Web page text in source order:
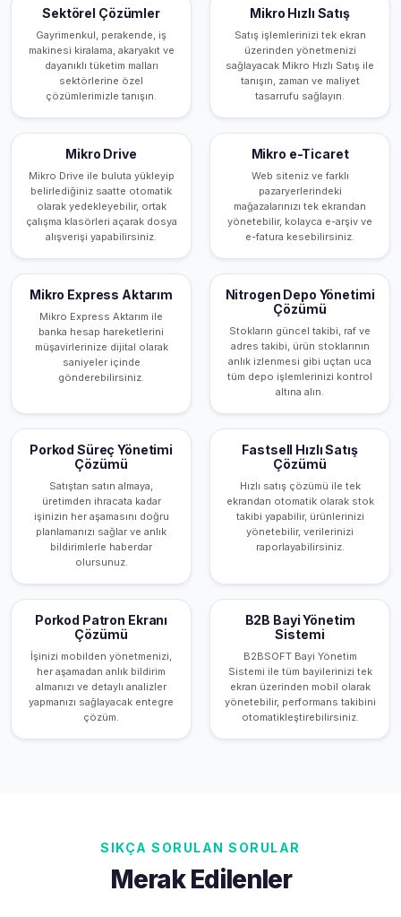
Sektörel Çözümler
Gayrimenkul, perakende, iş
makinesi kiralama, akaryakıt ve
dayanıklı tüketim malları
sektörlerine özel
çözümlerimizle tanışın.
Mikro Hızlı Satış
Satış işlemlerinizi tek ekran
üzerinden yönetmenizi
sağlayacak Mikro Hızlı Satış ile
tanışın, zaman ve maliyet
tasarrufu sağlayın.
Mikro Drive
Mikro Drive ile buluta yükleyip
belirlediğiniz saatte otomatik
olarak yedekleyebilir, ortak
çalışma klasörleri açarak dosya
alışverişi yapabilirsiniz.
Mikro e-Ticaret
Web siteniz ve farklı
pazaryerlerindeki
mağazalarınızı tek ekrandan
yönetebilir, kolayca e-arşiv ve
e-fatura kesebilirsiniz.
Mikro Express Aktarım
Mikro Express Aktarım ile
banka hesap hareketlerini
müşavirlerinize dijital olarak
saniyeler içinde
gönderebilirsiniz.
Nitrogen Depo Yönetimi
Çözümü
Stokların güncel takibi, raf ve
adres takibi, ürün stoklarının
anlık izlenmesi gibi uçtan uca
tüm depo işlemlerinizi kontrol
altına alın.
Porkod Süreç Yönetimi
Çözümü
Satıştan satın almaya,
üretimden ihracata kadar
işinizin her aşamasını doğru
planlamanızı sağlar ve anlık
bildirimlerle haberdar
olursunuz.
Fastsell Hızlı Satış
Çözümü
Hızlı satış çözümü ile tek
ekrandan otomatik olarak stok
takibi yapabilir, ürünlerinizi
yönetebilir, verilerinizi
raporlayabilirsiniz.
Porkod Patron Ekranı
Çözümü
İşinizi mobilden yönetmenizi,
her aşamadan anlık bildirim
almanızı ve detaylı analizler
yapmanızı sağlayacak entegre
çözüm.
B2B Bayi Yönetim
Sistemi
B2BSOFT Bayi Yönetim
Sistemi ile tüm bayilerinizi tek
ekran üzerinden mobil olarak
yönetebilir, performans takibini
otomatikleştirebilirsiniz.
SIKÇA SORULAN SORULAR
Merak Edilenler